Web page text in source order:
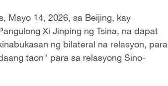
Mayo 14, 2026, sa Beijing, kay
Xi Jinping ng Tsina, na dapat
ng bilateral na relasyon, para
taon" para sa relasyong Sino-